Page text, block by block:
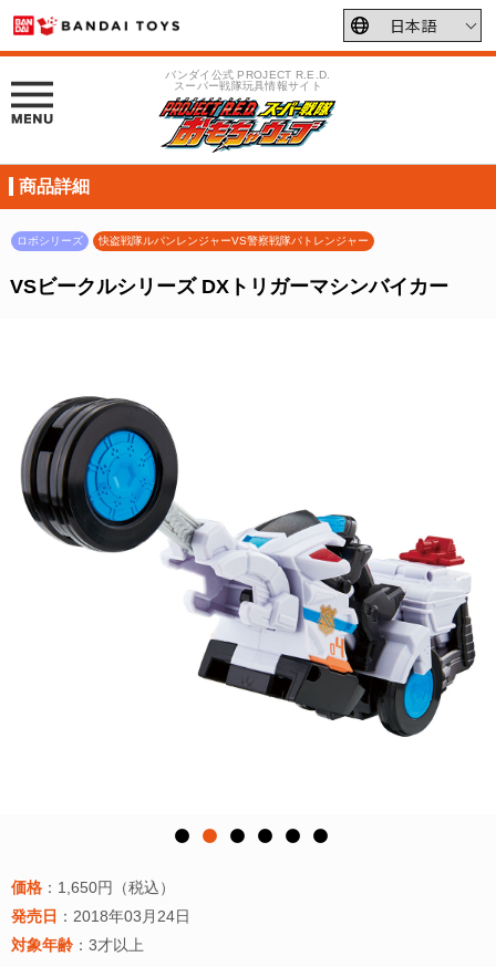
バンダイ公式 PROJECT R.E.D.
スーパー戦隊玩具情報サイト
商品詳細
ロボシリーズ 快盗戦隊ルパンレンジャーVS警察戦隊パトレンジャー
VSビークルシリーズ DXトリガーマシンバイカー
価格 ：1,650円（税込）
発売日 ：2018年03月24日
対象年齢 ：3才以上